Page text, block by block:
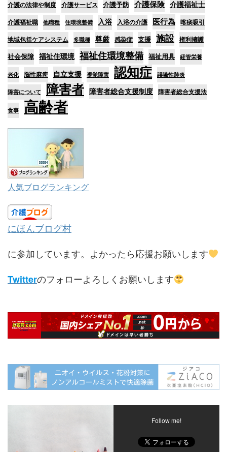
介護の法律や制度 介護サービス 介護予防 介護保険 介護福祉士
介護福祉職 他職種 住環境整備 入浴 入浴の介護 医行為 喀痰吸引
地域包括ケアシステム 多職種 尊厳 感染症 支援 施設 権利擁護
社会保障 福祉住環境 福祉住環境整備 福祉用具 経管栄養
老化 脳性麻痺 自立支援 視覚障害 認知症 誤嚥性肺炎
障害について 障害者 障害者総合支援制度 障害者総合支援法
食事 高齢者
人気ブログランキング
にほんブログ村
に参加しています。よかったら応援お願いします
Twitterのフォローよろしくお願いします
Follow me!